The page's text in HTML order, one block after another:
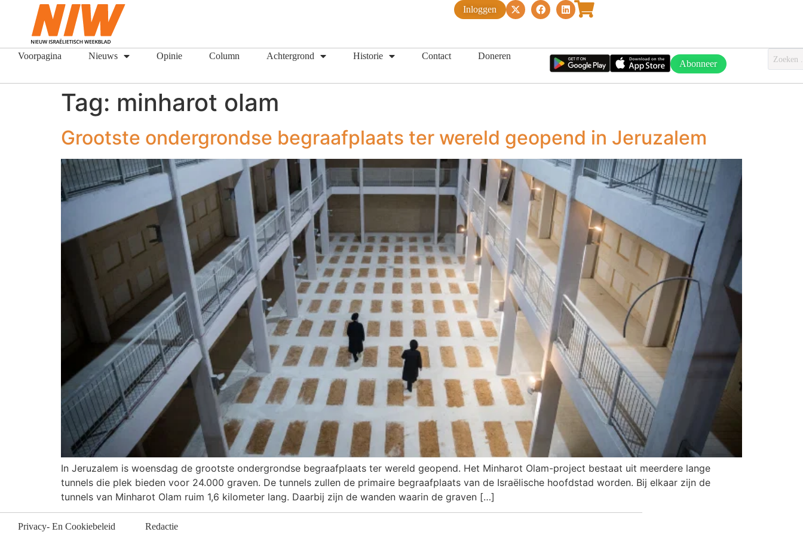
Inloggen
Voorpagina Nieuws Opinie Column Achtergrond Historie Contact Doneren
Abonneer
Tag: minharot olam
Grootste ondergrondse begraafplaats ter wereld geopend in Jeruzalem
In Jeruzalem is woensdag de grootste ondergrondse begraafplaats ter wereld geopend. Het Minharot Olam-project bestaat uit meerdere lange
tunnels die plek bieden voor 24.000 graven. De tunnels zullen de primaire begraafplaats van de Israëlische hoofdstad worden. Bij elkaar zijn de
tunnels van Minharot Olam ruim 1,6 kilometer lang. Daarbij zijn de wanden waarin de graven […]
Privacy- En Cookiebeleid Redactie